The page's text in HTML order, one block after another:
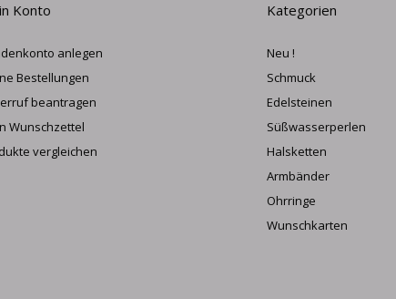
Konto
anlegen
Bestellungen
beantragen
Wunschzettel
vergleichen
Kategorien
Neu !
Schmuck
Edelsteinen
Süßwasserperlen
Halsketten
Armbänder
Ohrringe
Wunschkarten